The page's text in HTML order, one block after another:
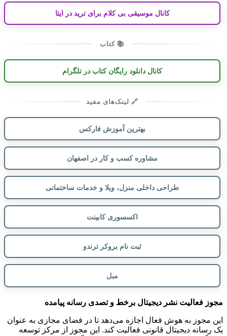
کانال موسیقی بی کلام برای ترید در ایتا
📚 کتاب
کانال دانلود رایگان کتاب در تلگرام
🔗 لینک‌های مفید
بهترین آموزش فارکس
مشاوره کسب و کار در اصفهان
طراحی داخلی منزل، ویلا و خدمات ساختمانی
اکسسوری کابینت
ثبت نام بروکر ترندو
مبل
مجوز فعالیت نشر دیجیتال برخط و تصدی رسانه پیامده
این مجوز به هوش فعال اجازه می‌دهد تا در فضای مجازی به عنوان
یک رسانه دیجیتال قانونی فعالیت کند. این مجوز از مرکز توسعه